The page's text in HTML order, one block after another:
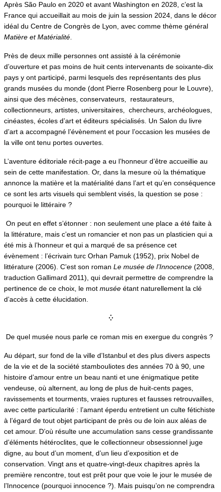
Après São Paulo en 2020 et avant Washington en 2028, c’est la
France qui accueillait au mois de juin la session 2024, dans le décor
idéal du Centre de Congrès de Lyon, avec comme thème général
Matière et Matérialité
Près de deux mille personnes ont assisté à la cérémonie
d’ouverture et pas moins de huit cents intervenants de soixante-dix
pays y ont participé, parmi lesquels des représentants des plus
grands musées du monde (dont Pierre Rosenberg pour le Louvre),
ainsi que des mécènes, conservateurs, restaurateurs,
collectionneurs, artistes, universitaires, chercheurs, archéologues,
cinéastes, écoles d’art et éditeurs spécialisés. Un Salon du livre
d’art a accompagné l’évènement et pour l’occasion les musées de
la ville ont tenu portes ouvertes.
L’aventure éditoriale récit-page a eu l’honneur d’être accueillie au
sein de cette manifestation. Or, dans la mesure où la thématique
annonce la matière et la matérialité dans l’art et qu’en conséquence
ce sont les arts visuels qui semblent visés, la question se pose :
pourquoi le littéraire ?
On peut en effet s’étonner : non seulement une place a été faite à
la littérature, mais c’est un romancier et non pas un plasticien qui a
été mis à l’honneur et qui a marqué de sa présence cet
évènement : l’écrivain turc Orhan Pamuk (1952), prix Nobel de
littérature (2006). C’est son roman Le musée de l’Innocence (2008,
traduction Gallimard 2011), qui devrait permettre de comprendre la
pertinence de ce choix, le mot musée étant naturellement la clé
d’accès à cette élucidation.
⁛
De quel musée nous parle ce roman mis en exergue du congrès ?
Au départ, sur fond de la ville d’Istanbul et des plus divers aspects
de la vie et de la société stambouliotes des années 70 à 90, une
histoire d’amour entre un beau nanti et une énigmatique petite
vendeuse, où alternent, au long de plus de huit-cents pages,
ravissements et tourments, vraies ruptures et fausses retrouvailles,
avec cette particularité : l’amant éperdu entretient un culte fétichiste
à l’égard de tout objet participant de près ou de loin aux aléas de
cet amour. D’où résulte une accumulation sans cesse grandissante
d’éléments hétéroclites, que le collectionneur obsessionnel juge
digne, au bout d’un moment, d’un lieu d’exposition et de
conservation. Vingt ans et quatre-vingt-deux chapitres après la
première rencontre, tout est prêt pour que voie le jour le musée de
l’Innocence (pourquoi innocence ?). Mais puisqu’on ne comprendra